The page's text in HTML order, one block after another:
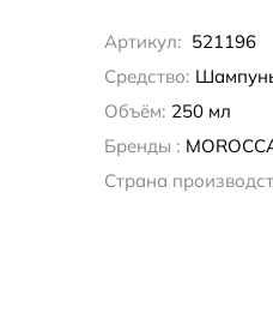
Артикул: 521196
Средство:
Объём: 250 мл
Бренды :
Страна